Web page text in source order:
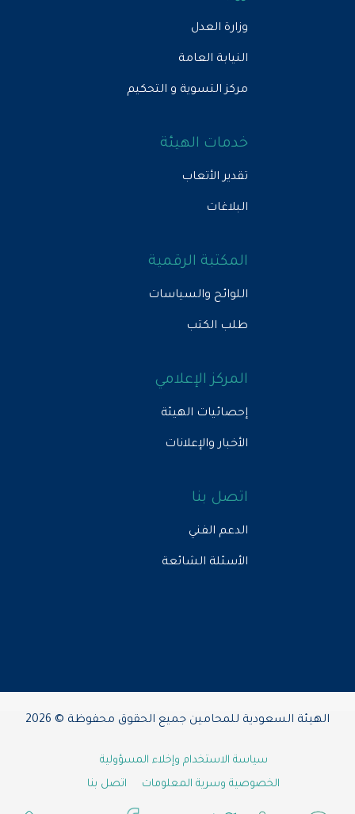
وزارة العدل
النيابة العامة
مركز التسوية و التحكيم
خدمات الهيئة
تقدير الأتعاب
البلاغات
المكتبة الرقمية
اللوائح والسياسات
طلب الكتب
المركز الإعلامي
إحصائيات الهيئة
الأخبار والإعلانات
اتصل بنا
الدعم الفني
الأسئلة الشائعة
الهيئة السعودية للمحامين جميع الحقوق محفوظة © 2026
سياسة الاستخدام وإخلاء المسؤولية
الخصوصية وسرية المعلومات
اتصل بنا